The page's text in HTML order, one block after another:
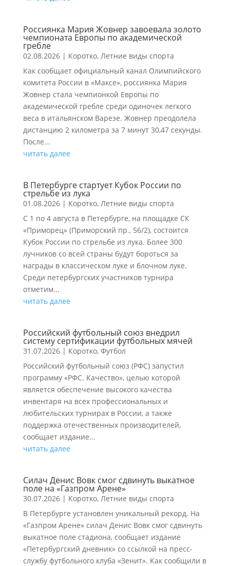
Россиянка Мария Жовнер завоевала золото
чемпионата Европы по академической
гребле
02.08.2026| Коротко, Летние виды спорта
Как сообщает официальный канал Олимпийского
комитета России в «Максе», россиянка Мария
Жовнер стала чемпионкой Европы по
академической гребле среди одиночек легкого
веса в итальянском Варезе. Жовнер преодолела
дистанцию 2 километра за 7 минут 30,47 секунды.
После...
читать далее
В Петербурге стартует Кубок России по
стрельбе из лука
01.08.2026| Коротко, Летние виды спорта
С 1 по 4 августа в Петербурге, на площадке СК
«Приморец» (Приморский пр., 56/2), состоится
Кубок России по стрельбе из лука. Более 300
лучников со всей страны будут бороться за
награды в классическом луке и блочном луке.
Среди петербургских участников турнира
отметим...
читать далее
Российский футбольный союз внедрил
систему сертификации футбольных мячей
31.07.2026| Коротко, Футбол
Российский футбольный союз (РФС) запустил
программу «РФС. Качество», целью которой
является обеспечение высокого качества
инвентаря на всех профессиональных и
любительских турнирах в России, а также
поддержка отечественных производителей,
сообщает издание...
читать далее
Силач Денис Вовк смог сдвинуть выкатное
поле на «Газпром Арене»
30.07.2026| Коротко, Летние виды спорта
В Петербурге установлен уникальный рекорд. На
«Газпром Арене» силач Денис Вовк смог сдвинуть
выкатное поле стадиона, сообщает издание
«Петербургский дневник» со ссылкой на пресс-
службу футбольного клуба «Зенит». Как сообщили в